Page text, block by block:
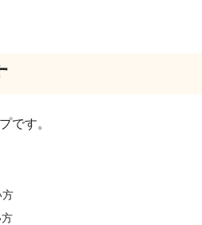
です。
方